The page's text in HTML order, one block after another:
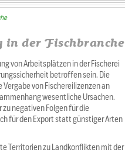
der Fischbranche
von Arbeitsplätzen in der Fischerei
betroffen sein. Die
von Fischereilizenzen an
wesentliche Ursachen.
negativen Folgen für die
für den Export statt günstiger Arten
Territorien zu Landkonflikten mit der